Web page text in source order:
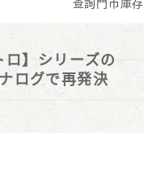
ロ】シリーズの
ログで再発決